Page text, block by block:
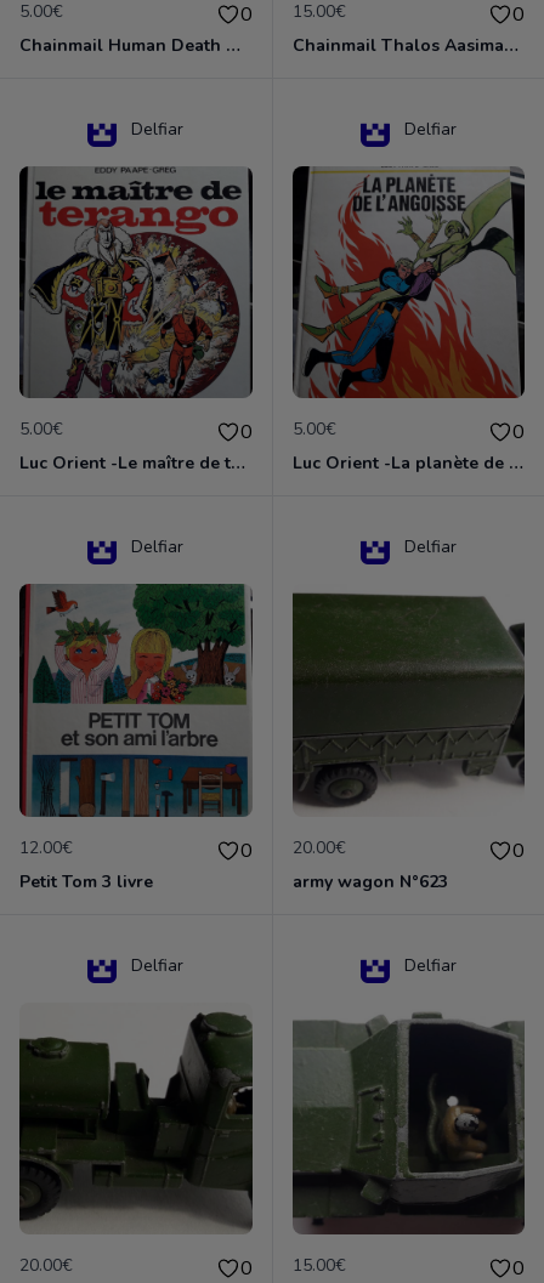
5.00€ 0
Chainmail Human Death Cleric
15.00€ 0
Chainmail Thalos Aasimar Cleric
Delfiar
5.00€ 0
Luc Orient -Le maître de terango
Delfiar
5.00€ 0
Luc Orient -La planète de l'angoisse
Delfiar
12.00€ 0
Petit Tom 3 livre
Delfiar
20.00€ 0
army wagon N°623
Delfiar
20.00€ 0
Delfiar
15.00€ 0